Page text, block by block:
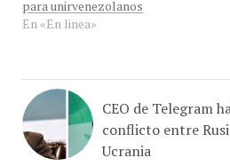
En «En linea»
CEO de Telegram
conflicto entre
Ucrania